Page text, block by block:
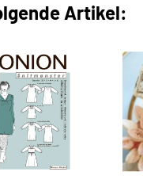
Artikel: